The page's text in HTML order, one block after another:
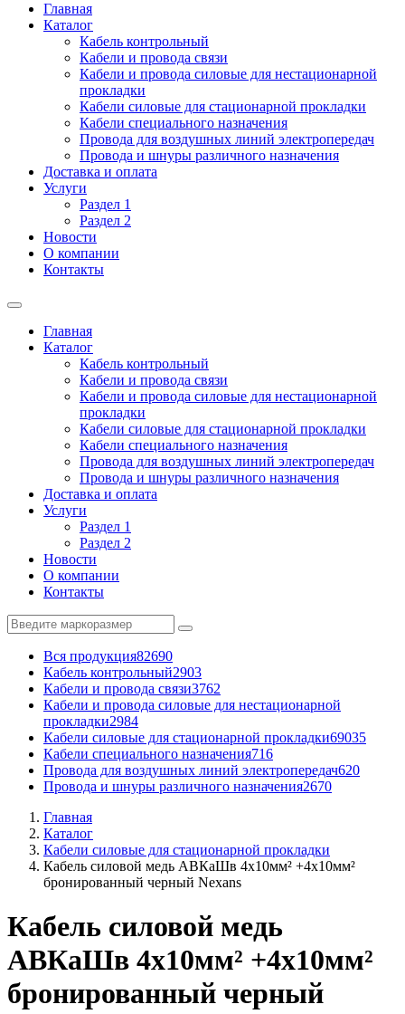
Главная
Каталог
Кабель контрольный
Кабели и провода связи
Кабели и провода силовые для нестационарной
прокладки
Кабели силовые для стационарной прокладки
Кабели специального назначения
Провода для воздушных линий электропередач
Провода и шнуры различного назначения
Доставка и оплата
Услуги
Раздел 1
Раздел 2
Новости
О компании
Контакты
Главная
Каталог
Кабель контрольный
Кабели и провода связи
Кабели и провода силовые для нестационарной
прокладки
Кабели силовые для стационарной прокладки
Кабели специального назначения
Провода для воздушных линий электропередач
Провода и шнуры различного назначения
Доставка и оплата
Услуги
Раздел 1
Раздел 2
Новости
О компании
Контакты
Вся продукция82690
Кабель контрольный2903
Кабели и провода связи3762
Кабели и провода силовые для нестационарной
прокладки2984
Кабели силовые для стационарной прокладки69035
Кабели специального назначения716
Провода для воздушных линий электропередач620
Провода и шнуры различного назначения2670
Главная
Каталог
Кабели силовые для стационарной прокладки
Кабель силовой медь АВКаШв 4x10мм² +4x10мм²
бронированный черный Nexans
Кабель силовой медь
АВКаШв 4x10мм² +4x10мм²
бронированный черный